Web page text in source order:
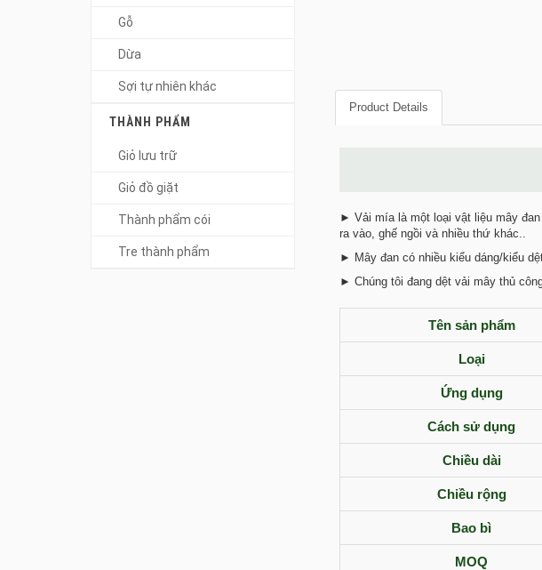
Product Details
► Vải mía là một loại vật liệu mây
ra vào, ghế ngồi và nhiều thứ khác..
► Mây đan có nhiều kiểu dáng/kiểu
► Chúng tôi đang dệt vải mây thủ
Tên sản phẩm
Loại
Ứng dụng
Cách sử dụng
Chiều dài
Chiều rộng
Bao bì
MOQ
Gỗ
Dừa
Sợi tự nhiên khác
THÀNH PHẨM
Giỏ lưu trữ
Giỏ đồ giặt
Thành phẩm cói
Tre thành phẩm